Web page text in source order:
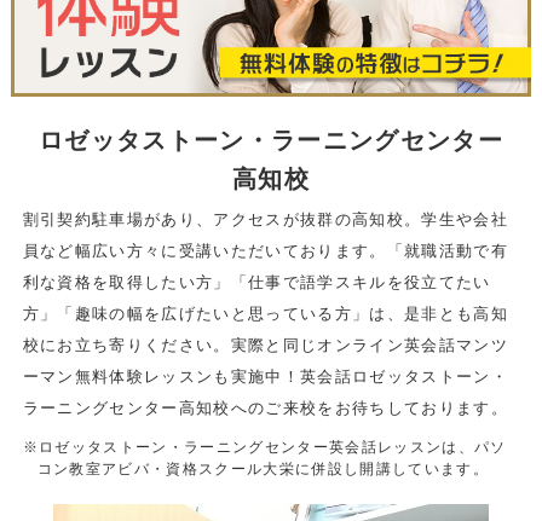
ロゼッタストーン・ラーニングセンター
高知校
割引契約駐車場があり、アクセスが抜群の高知校。学生や会社
員など幅広い方々に受講いただいております。「就職活動で有
利な資格を取得したい方」「仕事で語学スキルを役立てたい
方」「趣味の幅を広げたいと思っている方」は、是非とも高知
校にお立ち寄りください。実際と同じオンライン英会話マンツ
ーマン無料体験レッスンも実施中！英会話ロゼッタストーン・
ラーニングセンター高知校へのご来校をお待ちしております。
※ロゼッタストーン・ラーニングセンター英会話レッスンは、パソ
コン教室アビバ・資格スクール大栄に併設し開講しています。